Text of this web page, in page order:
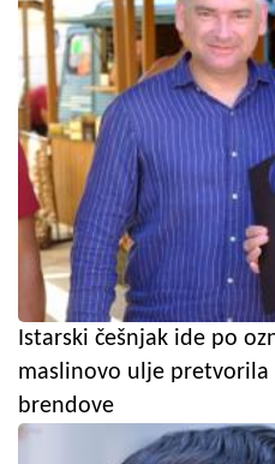
Istarski češnjak ide po
maslinovo ulje
brendove